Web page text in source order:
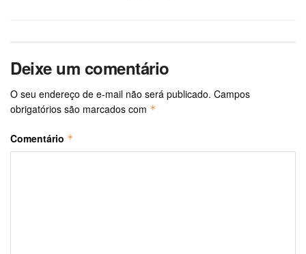
Deixe um comentário
O seu endereço de e-mail não será publicado. Campos
obrigatórios são marcados com *
Comentário *